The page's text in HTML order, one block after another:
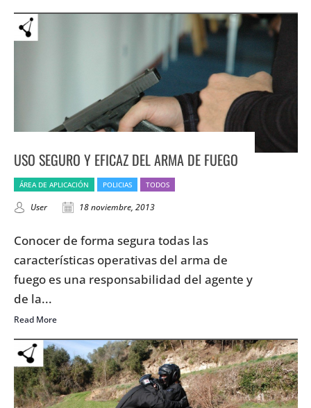
USO SEGURO Y EFICAZ DEL ARMA DE FUEGO
ÁREA DE APLICACIÓN POLICIAS TODOS
User 18 noviembre, 2013
Conocer de forma segura todas las
características operativas del arma de
fuego es una responsabilidad del agente y
de la...
Read More